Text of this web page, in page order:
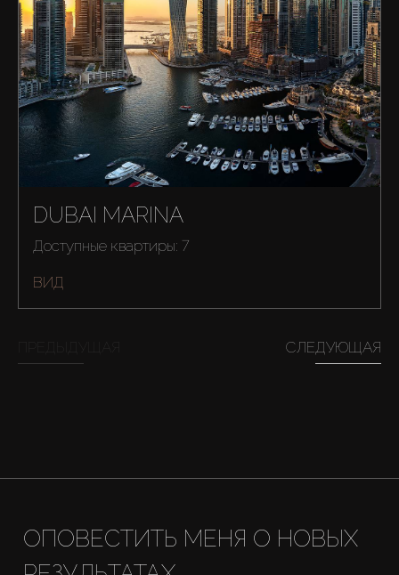
AX Journal
DUBAI MARINA
Доступные квартиры: 7
ВИД
СЛЕДУЮЩАЯ
ОПОВЕСТИТЬ МЕНЯ О НОВЫХ